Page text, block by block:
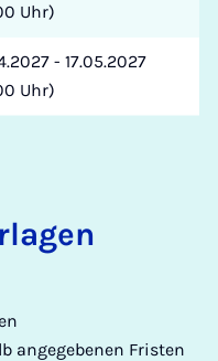
Uhr)
- 17.05.2027
Uhr)
angegebenen Fristen